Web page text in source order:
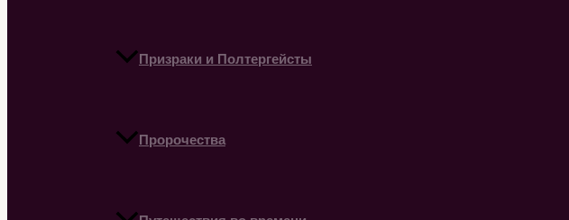
Призраки и Полтергейсты
Пророчества